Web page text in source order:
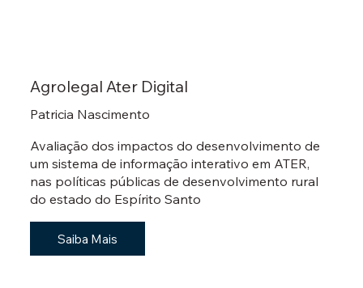
Agrolegal Ater Digital
Patricia Nascimento
Saiba Mais
Avaliação dos impactos do desenvolvimento de
um sistema de informação interativo em ATER,
nas políticas públicas de desenvolvimento rural
do estado do Espírito Santo